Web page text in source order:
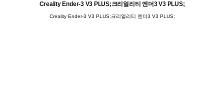
Creality Ender-3 V3 PLUS;크리얼리티 엔더3 V3 PLUS;
Creality Ender-3 V3 PLUS;크리얼리티 엔더3 V3 PLUS;